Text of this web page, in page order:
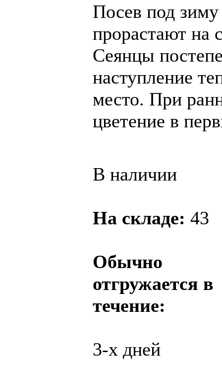
Посев под
прорастают на
Сеянцы
наступление
место. При
цветение в
В наличии
На складе: 43
Обычно
отгружается в
течение:
3-х дней